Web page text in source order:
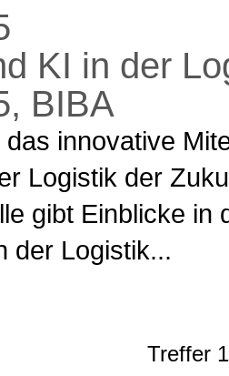
KI in der
BIBA
innovative
Logistik der
gibt Einblicke in
der Logistik...
Treffer